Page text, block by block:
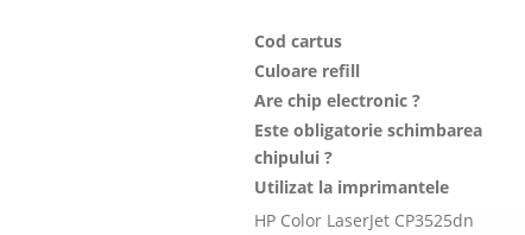
Cod cartus
Culoare refill
Are chip electronic ?
Este obligatorie schimbarea
chipului ?
Utilizat la imprimantele
HP Color LaserJet CP3525dn